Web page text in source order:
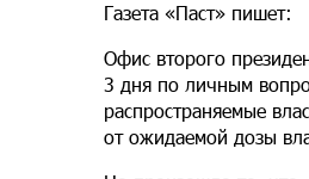
Газета «Паст» пишет:
Офис второго
3 дня по личным
распространяемые
от ожидаемой дозы